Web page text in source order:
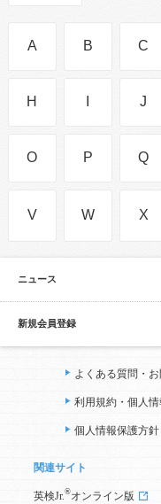
A B C
H J
O P Q
V W X
ニュース
新規会員登録
よくある質問・
利用規約・個人
個人情報保護方針
関連サイト
英検Jr. ®オンライン版